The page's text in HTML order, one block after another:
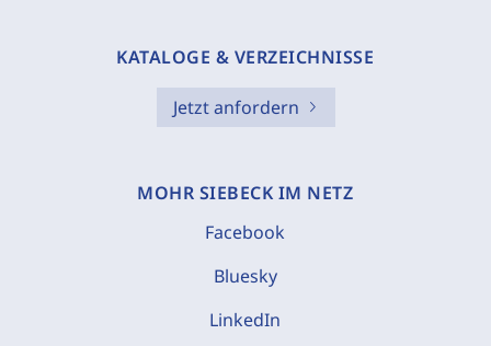
KATALOGE & VERZEICHNISSE
Jetzt anfordern
MOHR SIEBECK IM NETZ
Facebook
Bluesky
LinkedIn